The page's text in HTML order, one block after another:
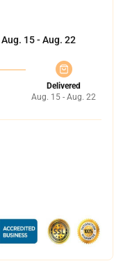
Aug. 15 - Aug. 22
Delivered
Aug. 15 - Aug. 22